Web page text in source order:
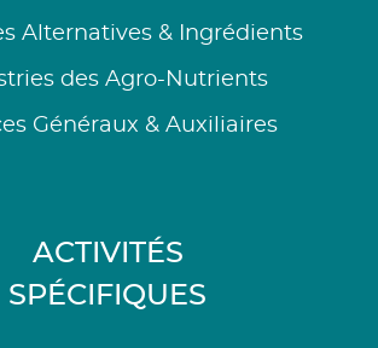
Alternatives & Ingrédients
des Agro-Nutrients
Généraux & Auxiliaires
ACTIVITÉS
SPÉCIFIQUES